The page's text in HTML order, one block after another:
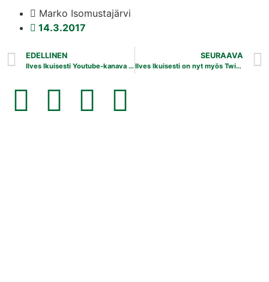
Marko Isomustajärvi
14.3.2017
EDELLINEN
Ilves Ikuisesti Youtube-kanava avattu
SEURAAVA
Ilves Ikuisesti on nyt myös Twitterissä